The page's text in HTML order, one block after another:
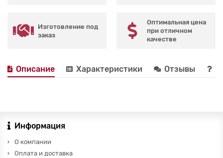
Изготовление под
заказ
Оптимальная цена
при отличном
качестве
Описание Характеристики Отзывы
Информация
О компании
Оплата и доставка